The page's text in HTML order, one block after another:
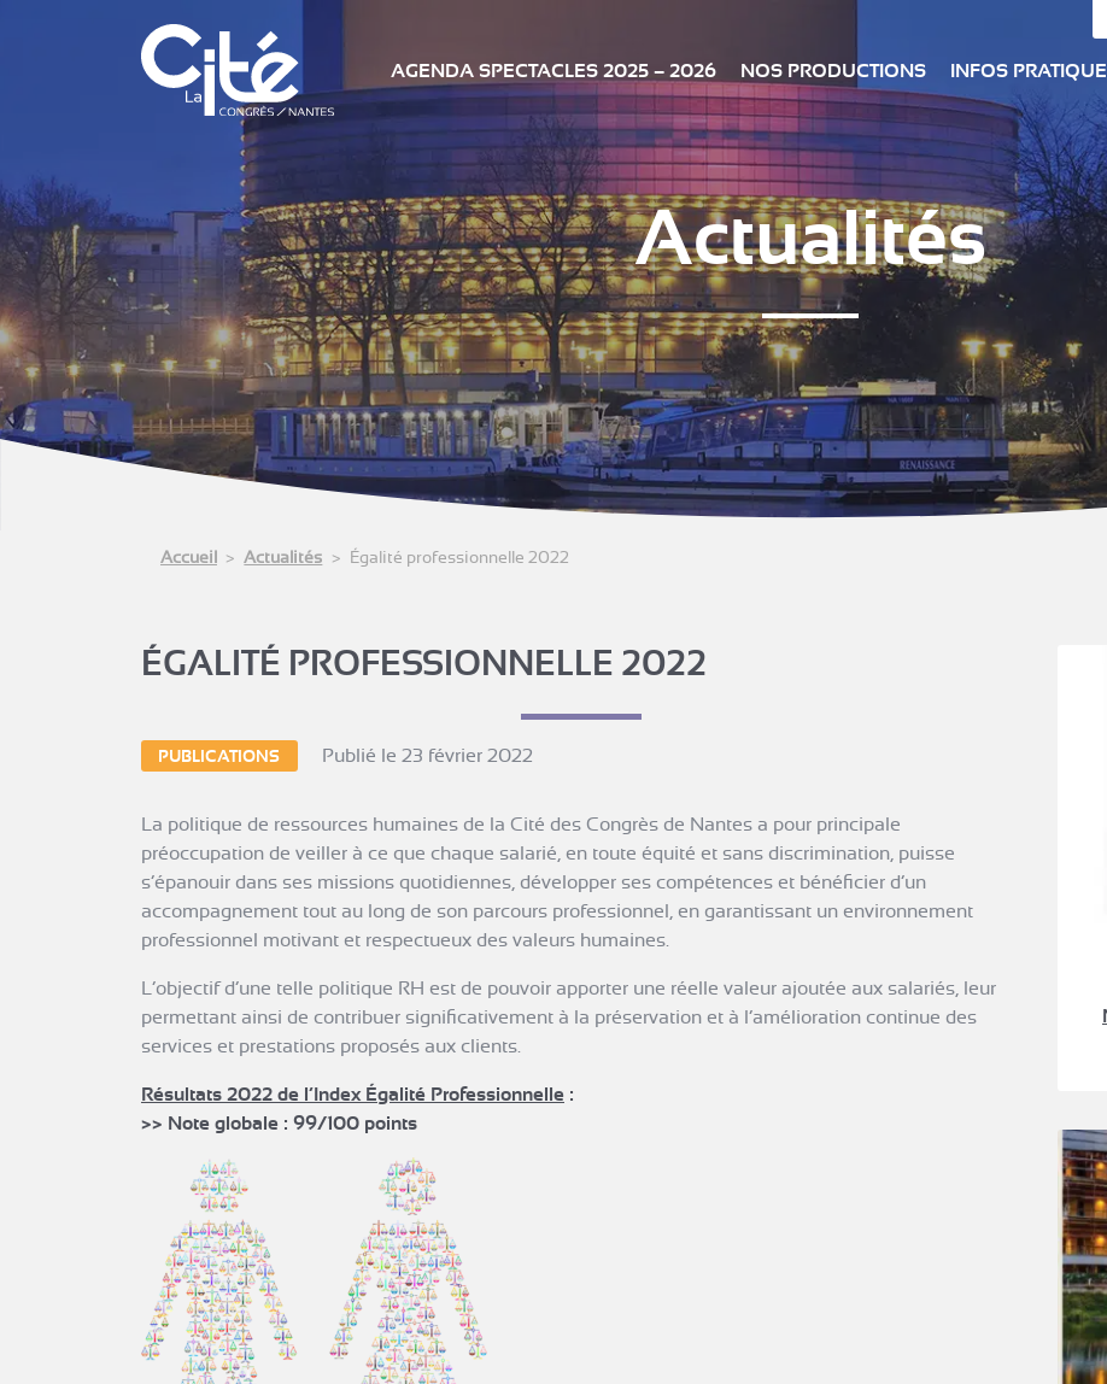
AGENDA SPECTACLES 2025 – 2026 NOS PRODUCTIONS INFOS
Actualités
Accueil Actualités Égalité professionnelle 2022
ÉGALITÉ PROFESSIONNELLE 2022
PUBLICATIONS Publié le 23 février 2022
La politique de ressources humaines de la Cité des Congrès de Nantes a pour principale
préoccupation de veiller à ce que chaque salarié, en toute équité et sans discrimination, puisse
s’épanouir dans ses missions quotidiennes, développer ses compétences et bénéficier d’un
accompagnement tout au long de son parcours professionnel, en garantissant un environnement
professionnel motivant et respectueux des valeurs humaines.
L’objectif d’une telle politique RH est de pouvoir apporter une réelle valeur ajoutée aux salariés, leur
permettant ainsi de contribuer significativement à la préservation et à l’amélioration continue des
services et prestations proposés aux clients.
Résultats 2022 de l’Index Égalité Professionnelle :
>> Note globale : 99/100 points